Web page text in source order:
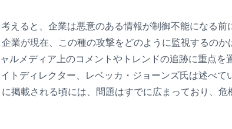
えると、企業は悪意のある情報が制御不能になる前
業が現在、この種の攻撃をどのように監視するのか
メディア上のコメントやトレンドの追跡に重点を
トディレクター、レベッカ・ジョーンズ氏は述べて
掲載される頃には、問題はすでに広まっており、危